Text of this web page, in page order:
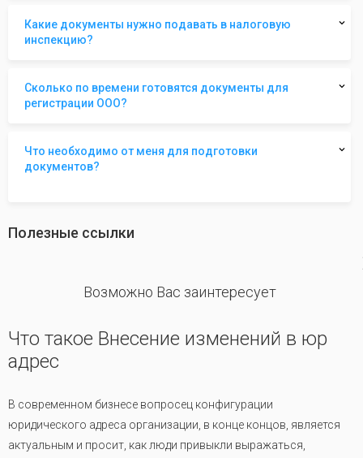
Какие документы нужно подавать в налоговую
инспекцию?
Сколько по времени готовятся документы для
регистрации ООО?
Что необходимо от меня для подготовки
документов?
Полезные ссылки
Возможно Вас заинтересует
Что такое Внесение изменений в юр
адрес
В современном бизнесе вопросец конфигурации
юридического адреса организации, в конце концов, является
актуальным и просит, как люди привыкли выражаться,